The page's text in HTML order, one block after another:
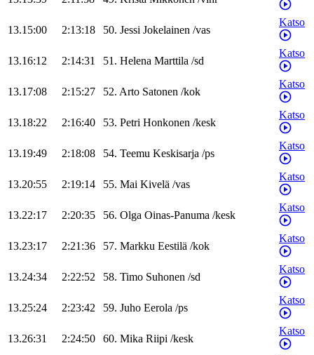
13.15:00 2:13:18 50. Jessi Jokelainen /vas
Katso
13.16:12 2:14:31 51. Helena Marttila /sd
Katso
13.17:08 2:15:27 52. Arto Satonen /kok
Katso
13.18:22 2:16:40 53. Petri Honkonen /kesk
Katso
13.19:49 2:18:08 54. Teemu Keskisarja /ps
Katso
13.20:55 2:19:14 55. Mai Kivelä /vas
Katso
13.22:17 2:20:35 56. Olga Oinas-Panuma /kesk
Katso
13.23:17 2:21:36 57. Markku Eestilä /kok
Katso
13.24:34 2:22:52 58. Timo Suhonen /sd
Katso
13.25:24 2:23:42 59. Juho Eerola /ps
Katso
13.26:31 2:24:50 60. Mika Riipi /kesk
Katso